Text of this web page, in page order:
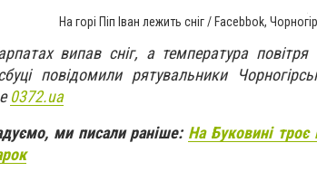
На горі Піп Іван лежить сніг / Facebbok,
випав сніг, а температура
повідомили рятувальники
0372.ua
ми писали раніше: На Буковині троє